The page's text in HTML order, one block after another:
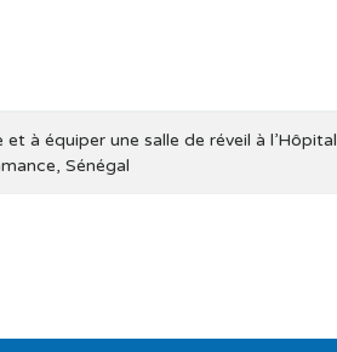
à équiper une salle de réveil à l’Hôpital
Sénégal